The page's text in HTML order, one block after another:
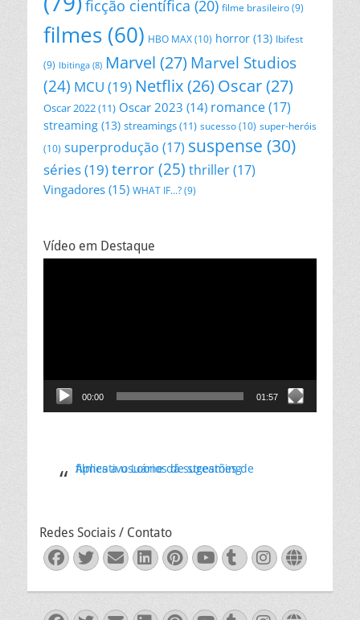
ficção científica (20) filme brasileiro (9)
filmes (60) HBO MAX(10) horror (13) Ibifest
(9) Ibitinga (8) Marvel (27) Marvel Studios
(24) MCU (19) Netflix(26) Oscar(27)
Oscar 2022(11) Oscar 2023 (14) romance(17)
streaming (13) streamings(11) sucesso(10) super-heróis
(10) superprodução (17) suspense (30)
séries(19)terror(25) thriller(17)
Vingadores (15) WHAT IF...? (9)
Vídeo em Destaque
00:00 01:57
Aplicativo Loone dá sugestões de filmes a usuários de streaming
Redes Sociais / Contato
Facebook
Twitter
EmailLinkedIn
Pinterest
YouTube
Tumblr